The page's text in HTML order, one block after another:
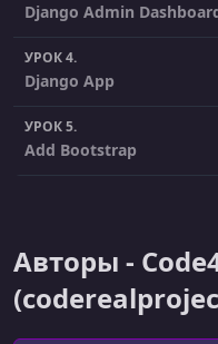
Django Admin
УРОК 4.
Django App
УРОК 5.
Add Bootstrap
УРОК 7.
Авторы -